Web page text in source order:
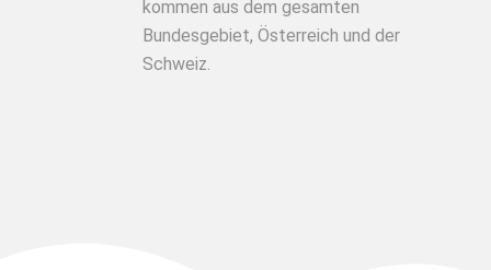
kommen aus dem gesamten
Bundesgebiet, Österreich und der
Schweiz.